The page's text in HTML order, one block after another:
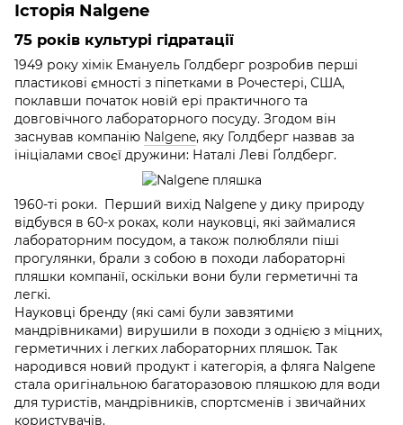
Історія Nalgene
75 років культурі гідратації
1949 року хімік Емануель Голдберг розробив перші
пластикові ємності з піпетками в Рочестері, США,
поклавши початок новій ері практичного та
довговічного лабораторного посуду. Згодом він
заснував компанію Nalgene, яку Голдберг назвав за
ініціалами своєї дружини: Наталі Леві Ґолдберг.
1960-ті роки. Перший вихід Nalgene у дику природу
відбувся в 60-х роках, коли науковці, які займалися
лабораторним посудом, а також полюбляли піші
прогулянки, брали з собою в походи лабораторні
пляшки компанії, оскільки вони були герметичні та
легкі.
Науковці бренду (які самі були завзятими
мандрівниками) вирушили в походи з однією з міцних,
герметичних і легких лабораторних пляшок. Так
народився новий продукт і категорія, а фляга Nalgene
стала оригінальною багаторазовою пляшкою для води
для туристів, мандрівників, спортсменів і звичайних
користувачів.